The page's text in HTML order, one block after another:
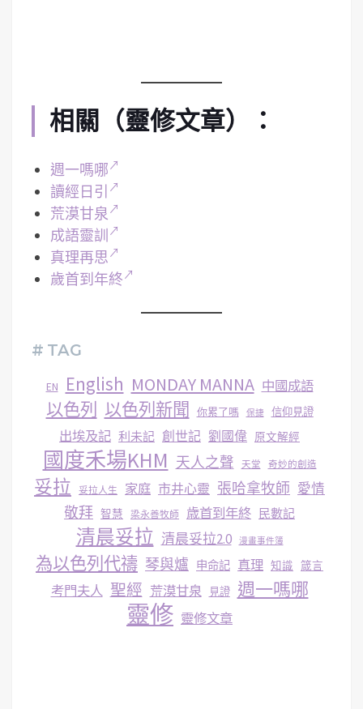
相關（靈修文章）：
週一嗎哪
讀經日引
荒漠甘泉
成語靈訓
真理再思
歲首到年終
# TAG
EN English MONDAY MANNA 中國成語
以色列 以色列新聞 你累了嗎 保捷 信仰見證
出埃及記 利未記 創世記 劉國偉 原文解經
國度禾場KHM 天人之聲 天堂 奇妙的創造
妥拉 妥拉人生 家庭 市井心靈 張哈拿牧師 愛情
敬拜 智慧 梁永善牧師 歳首到年終 民數記
清晨妥拉 清晨妥拉2.0 漫畫事件簿
為以色列代禱 琴與爐 申命記 真理 知識 箴言
考門夫人 聖經 荒漠甘泉 見證 週一嗎哪
靈修 靈修文章